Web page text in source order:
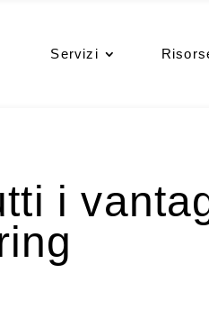
Servizi
i